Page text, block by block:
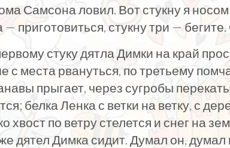
Самсона ловил. Вот стукну я
— приготовиться, стукну три —
стуку дятла Димки на край
с места рвануться, по третьему
прыгает, через сугробы
белка Ленка с ветки на ветку, с
хвост по ветру стелется и снег на
дятел Димка сидит. Думал он, думал